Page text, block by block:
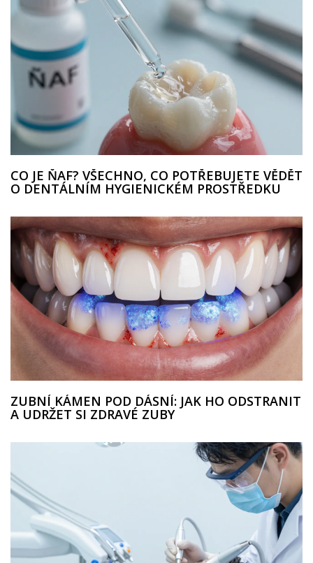
CO JE ŇAF? VŠECHNO, CO POTŘEBUJETE VĚDĚT
O DENTÁLNÍM HYGIENICKÉM PROSTŘEDKU
ZUBNÍ KÁMEN POD DÁSNÍ: JAK HO ODSTRANIT
A UDRŽET SI ZDRAVÉ ZUBY